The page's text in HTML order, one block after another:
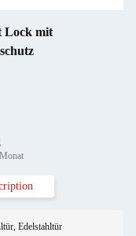
Lock mit
Edelstahltür